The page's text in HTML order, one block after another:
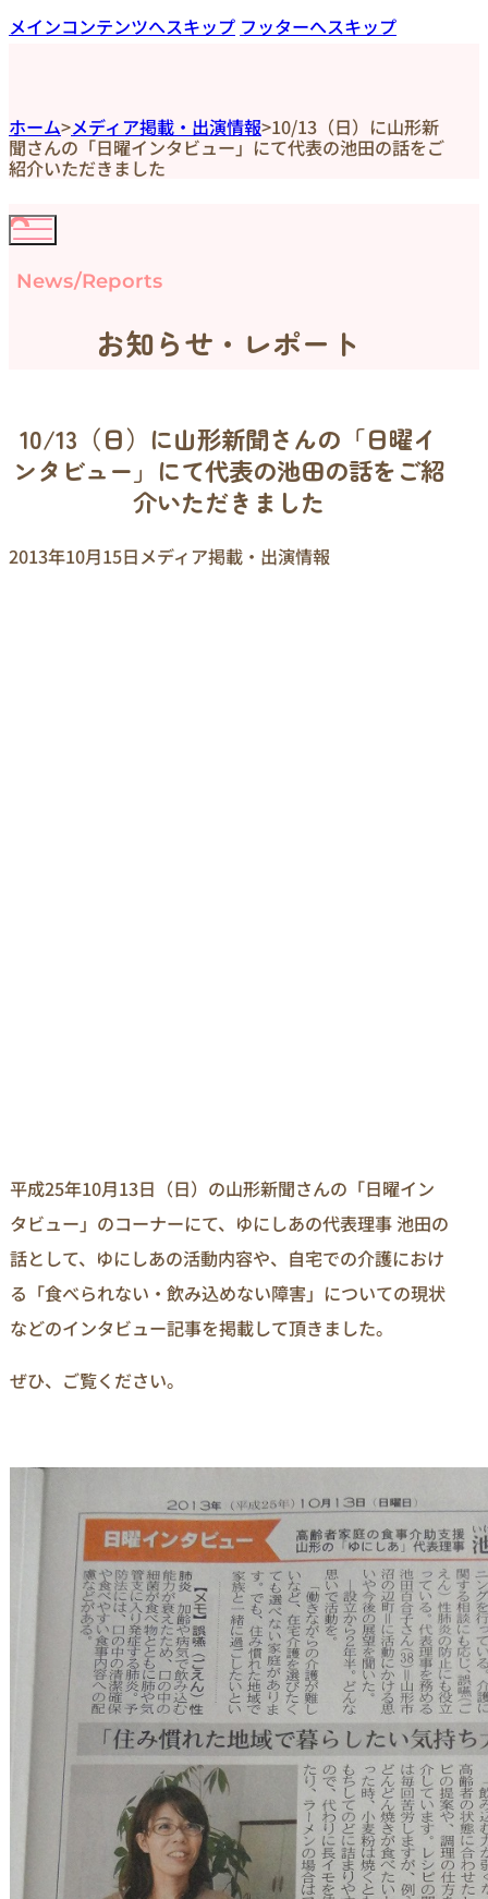
メインコンテンツへスキップ フッターへスキップ
ホーム>メディア掲載・出演情報>10/13（日）に山形新
聞さんの「日曜インタビュー」にて代表の池田の話をご
紹介いただきました
News/Reports
お知らせ・レポート
10/13（日）に山形新聞さんの「日曜イ
ンタビュー」にて代表の池田の話をご紹
介いただきました
2013年10月15日 メディア掲載・出演情報
平成25年10月13日（日）の山形新聞さんの「日曜イン
タビュー」のコーナーにて、ゆにしあの代表理事 池田の
話として、ゆにしあの活動内容や、自宅での介護におけ
る「食べられない・飲み込めない障害」についての現状
などのインタビュー記事を掲載して頂きました。
ぜひ、ご覧ください。